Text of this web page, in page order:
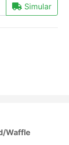
Simular
Waffle